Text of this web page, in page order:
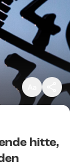
Klein
Standaard
Groot
hitte,